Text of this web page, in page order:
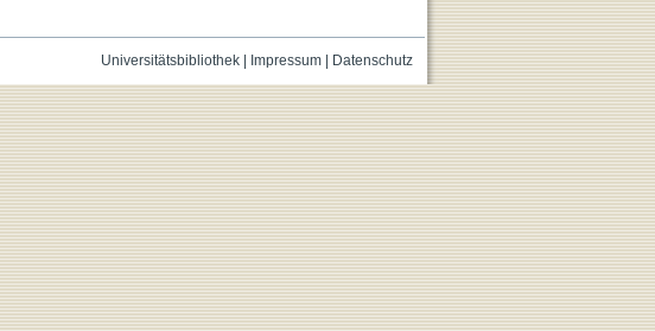
Universitätsbibliothek| Impressum| Datenschutz